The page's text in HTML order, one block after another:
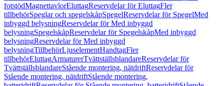
fotstödMagnettavlorEluttagReservdelar för EluttagFler
tillbehörSpeglar och spegelskåpSpegelReservdelar för SpegelMed
inbyggd belysningReservdelar för Med inbyggd
belysningSpegelskåpReservdelar för SpegelskåpMed inbyggd
belysningReservdelar för Med inbyggd
belysningTillbehörLjuselementHandtagFler
tillbehörEluttagArmaturerTvättställsblandareReservdelar för
TvättställsblandareStående montering, nätdriftReservdelar för
Stående montering, nätdriftStående montering,